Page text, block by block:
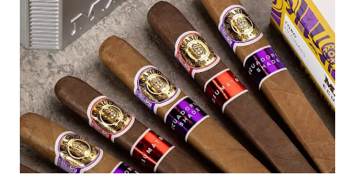
Noir
II
a
Estados
Unidos
con
Solo
250
Cajas